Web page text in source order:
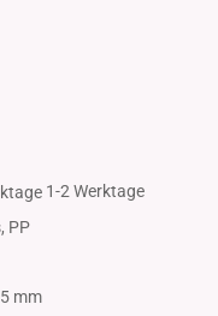
1-2 Werktage
PP
mm